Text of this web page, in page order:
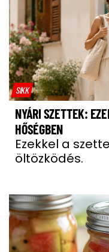
SIKK
NYÁRI SZETTEK:
HŐSÉGBEN
Ezekkel a
öltözködés.